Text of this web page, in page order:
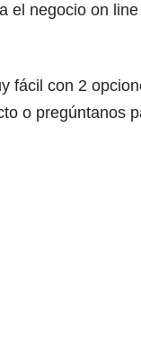
el negocio on line
fácil con 2
o pregúntanos